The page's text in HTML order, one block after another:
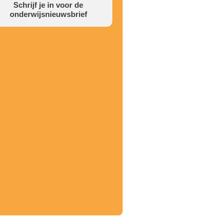
Schrijf je in voor de
onderwijsnieuwsbrief